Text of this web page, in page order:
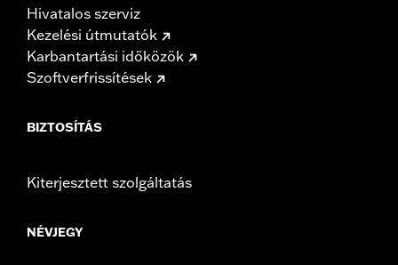
Hivatalos szerviz
Kezelési útmutatók
Karbantartási időközök
Szoftverfrissítések
BIZTOSÍTÁS
Kiterjesztett szolgáltatás
NÉVJEGY